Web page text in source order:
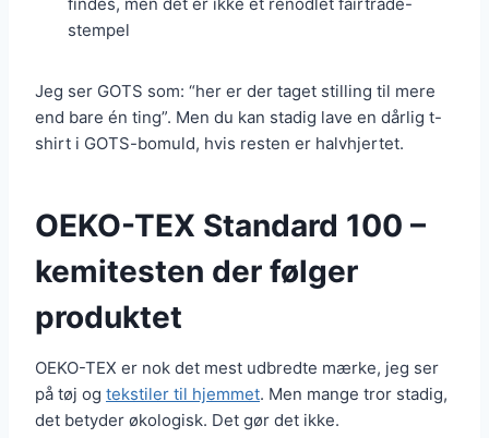
findes, men det er ikke et renodlet fairtrade-
stempel
Jeg ser GOTS som: “her er der taget stilling til mere
end bare én ting”. Men du kan stadig lave en dårlig t-
shirt i GOTS-bomuld, hvis resten er halvhjertet.
OEKO-TEX Standard 100 –
kemitesten der følger
produktet
OEKO-TEX er nok det mest udbredte mærke, jeg ser
på tøj og tekstiler til hjemmet. Men mange tror stadig,
det betyder økologisk. Det gør det ikke.